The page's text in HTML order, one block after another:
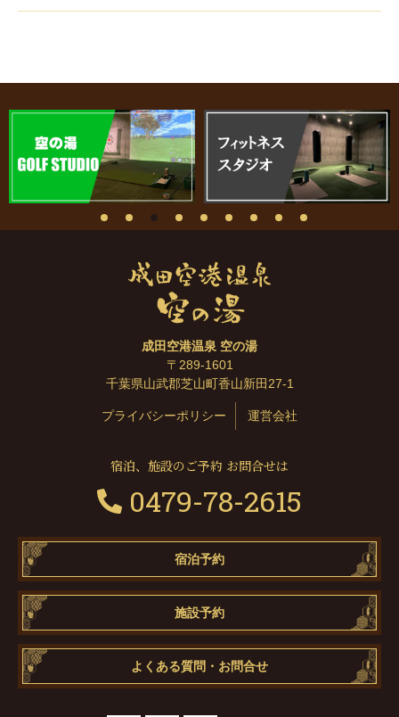
成田空港温泉 空の湯
〒289-1601
千葉県山武郡芝山町香山新田27-1
プライバシーポリシー 運営会社
宿泊、施設のご予約 お問合せは
0479-78-2615
宿泊予約
施設予約
よくある質問・お問合せ